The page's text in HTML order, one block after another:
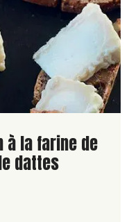
à la farine de
dattes